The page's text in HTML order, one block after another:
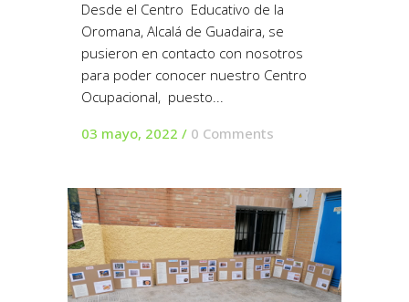
Desde el Centro Educativo de la
Oromana, Alcalá de Guadaira, se
pusieron en contacto con nosotros
para poder conocer nuestro Centro
Ocupacional, puesto...
03 mayo, 2022 / 0 Comments